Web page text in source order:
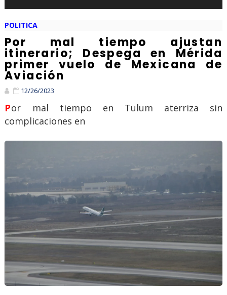
POLITICA
Por mal tiempo ajustan
itinerario; Despega en Mérida
primer vuelo de Mexicana de
Aviación
12/26/2023
Por mal tiempo en Tulum aterriza sin
complicaciones en